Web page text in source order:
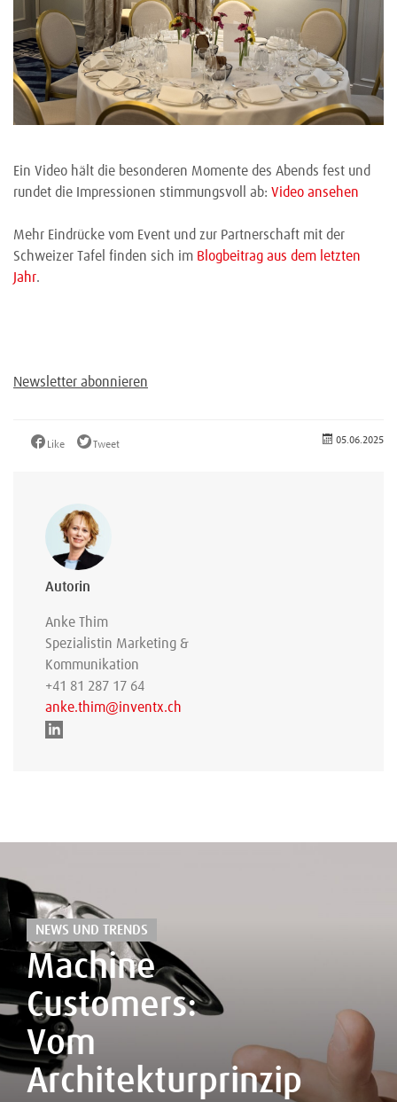
Ein Video hält die besonderen Momente des Abends fest und
rundet die Impressionen stimmungsvoll ab: Video ansehen
Mehr Eindrücke vom Event und zur Partnerschaft mit der
Schweizer Tafel finden sich im Blogbeitrag aus dem letzten
Jahr.
Newsletter abonnieren
Like Tweet 05.06.2025
Autorin
Anke Thim
Spezialistin Marketing &
Kommunikation
+41 81 287 17 64
anke.thim@inventx.ch
NEWS UND TRENDS
Machine
Customers:
Vom
Architekturprinzip